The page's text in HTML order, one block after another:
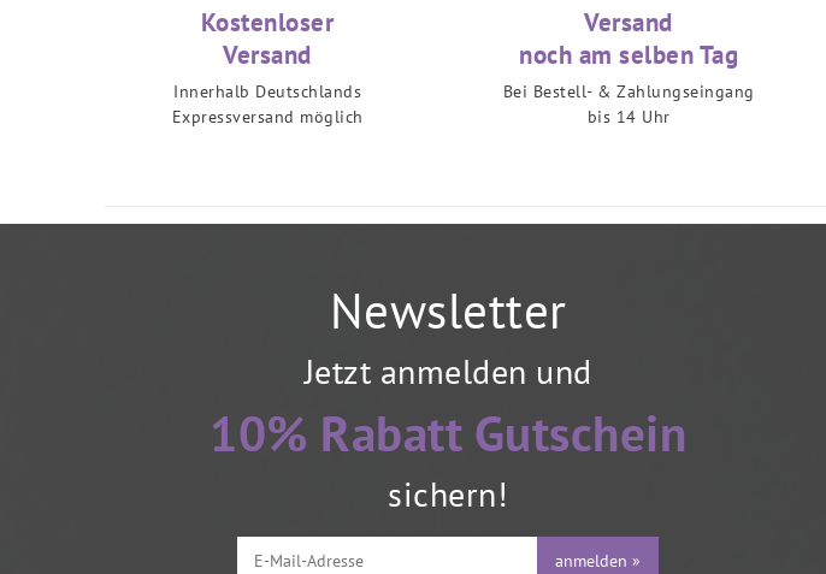
Kostenloser
Versand
Innerhalb Deutschlands
Expressversand möglich
Versand
noch am selben Tag
Bei Bestell- & Zahlungseingang
bis 14 Uhr
Newsletter
Jetzt anmelden und
10% Rabatt Gutschein
sichern!
anmelden »